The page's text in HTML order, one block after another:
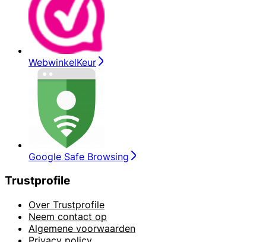
WebwinkelKeur
Google Safe Browsing
Trustprofile
Over Trustprofile
Neem contact op
Algemene voorwaarden